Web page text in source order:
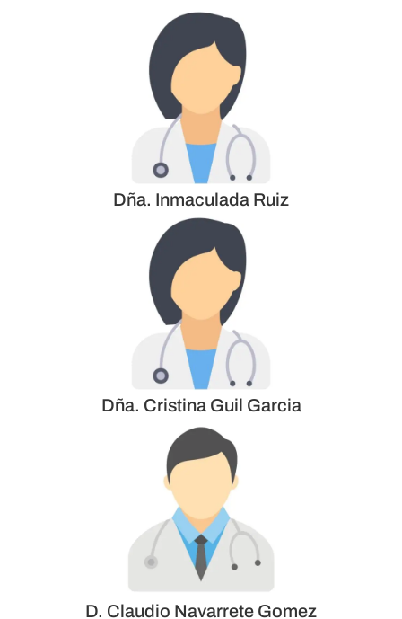
Dña. Inmaculada Ruiz
Dña. Cristina Guil Garcia
D. Claudio Navarrete Gomez